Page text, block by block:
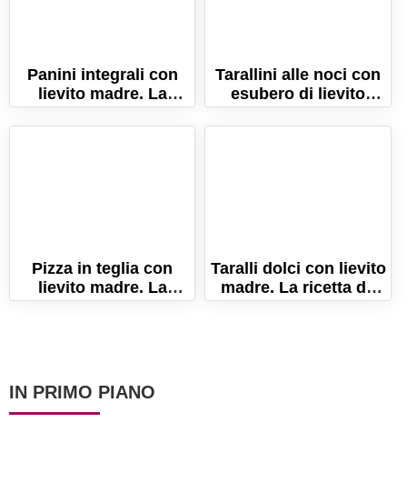
Panini integrali con
lievito madre. La
ricetta a lunga
lievitazione!
Tarallini alle noci con
esubero di lievito
madre
Pizza in teglia con
lievito madre. La
ricetta per una pizza
Taralli dolci con lievito
madre. La ricetta da
fare anche con
IN PRIMO PIANO